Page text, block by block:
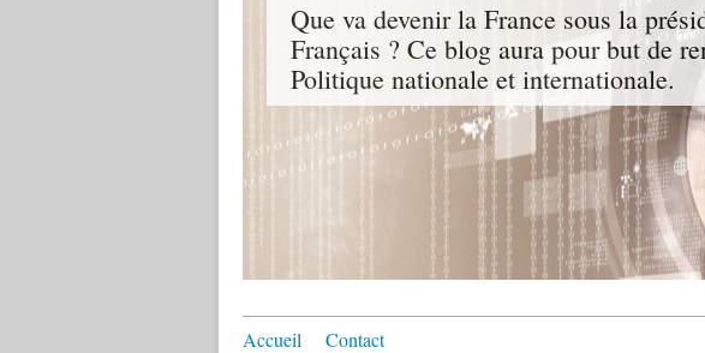
Que va devenir la France sous la
Français ? Ce blog aura pour but de
Politique nationale et internationale.
Accueil Contact